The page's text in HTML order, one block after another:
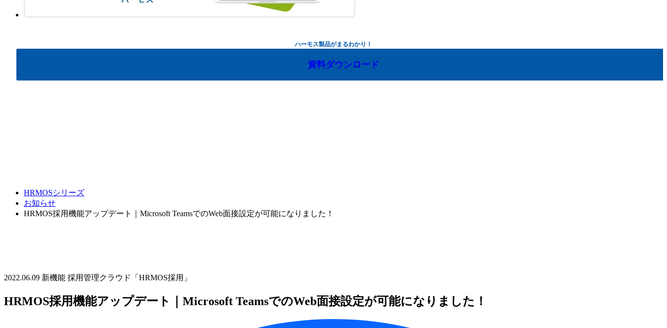
ハーモス製品がまるわかり！
資料ダウンロード
HRMOSシリーズ
お知らせ
HRMOS採用機能アップデート｜Microsoft TeamsでのWeb面接設定が可能になりました！
2022.06.09 新機能 採用管理クラウド「HRMOS採用」
HRMOS採用機能アップデート｜Microsoft TeamsでのWeb面接設定が可能になりました！